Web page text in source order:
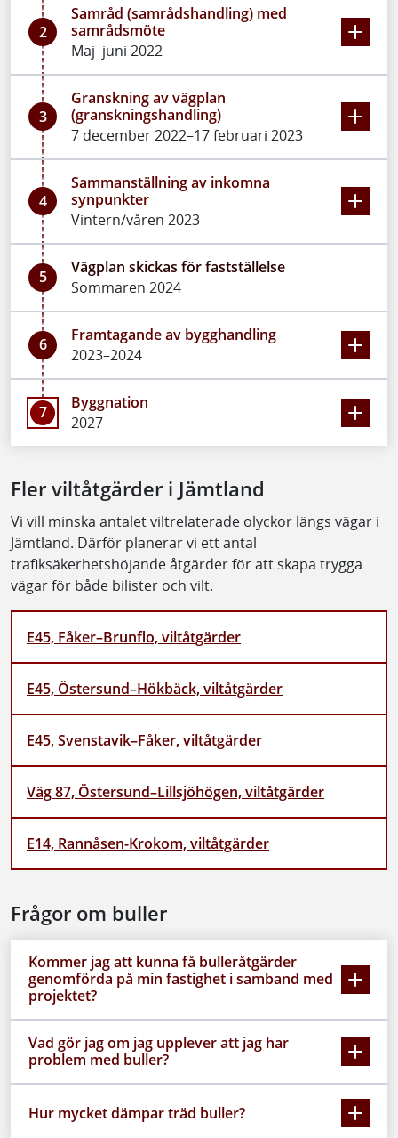
2
Samråd (samrådshandling) med
samrådsmöte
Maj–juni 2022
3
Granskning av vägplan
(granskningshandling)
7 december 2022–17 februari 2023
4
Sammanställning av inkomna
synpunkter
Vintern/våren 2023
5
Vägplan skickas för fastställelse
Sommaren 2024
6
Framtagande av bygghandling
2023–2024
7
Byggnation
2027
Fler viltåtgärder i Jämtland
Vi vill minska antalet viltrelaterade olyckor längs vägar i
Jämtland. Därför planerar vi ett antal
trafiksäkerhetshöjande åtgärder för att skapa trygga
vägar för både bilister och vilt.
E45, Fåker–Brunflo, viltåtgärder
E45, Östersund–Hökbäck, viltåtgärder
E45, Svenstavik–Fåker, viltåtgärder
Väg 87, Östersund–Lillsjöhögen, viltåtgärder
E14, Rannåsen-Krokom, viltåtgärder
Frågor om buller
Kommer jag att kunna få bulleråtgärder
genomförda på min fastighet i samband med
projektet?
Vad gör jag om jag upplever att jag har
problem med buller?
Hur mycket dämpar träd buller?